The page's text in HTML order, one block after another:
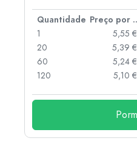
Quantidade
1
5,55 €
20
5,39 €
60
5,24 €
120
5,10 €